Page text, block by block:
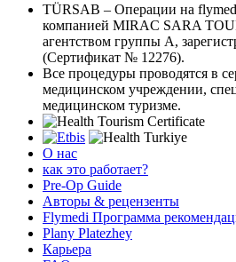
TÜRSAB – Операции на
компанией MIRAC SARA
агентством группы A,
(Сертификат № 12276).
Все процедуры проводятся в
медицинском учреждении,
медицинском туризме.
О нас
как это работает?
Pre-Op Guide
Авторы & рецензенты
Flymedi Программа
Plany Platezhey
Карьера